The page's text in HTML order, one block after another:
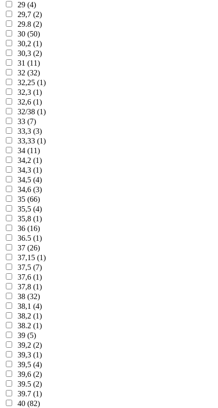
29 (4)
29,7 (2)
29.8 (2)
30 (50)
30,2 (1)
30,3 (2)
31 (11)
32 (32)
32,25 (1)
32,3 (1)
32,6 (1)
32/38 (1)
33 (7)
33,3 (3)
33,33 (1)
34 (11)
34,2 (1)
34,3 (1)
34,5 (4)
34,6 (3)
35 (66)
35,5 (4)
35,8 (1)
36 (16)
36.5 (1)
37 (26)
37,15 (1)
37,5 (7)
37,6 (1)
37,8 (1)
38 (32)
38,1 (4)
38,2 (1)
38.2 (1)
39 (5)
39,2 (2)
39,3 (1)
39,5 (4)
39,6 (2)
39.5 (2)
39.7 (1)
40 (82)